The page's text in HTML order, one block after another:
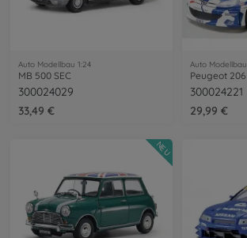
Auto Modellbau 1:24
MB 500 SEC
300024029
33,49 €
Auto Modellbau
Peugeot 206
300024221
29,99 €
NEU